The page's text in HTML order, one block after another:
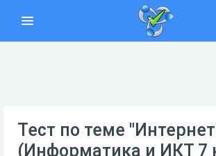
Тест по теме
(Информатика и ИКТ 7